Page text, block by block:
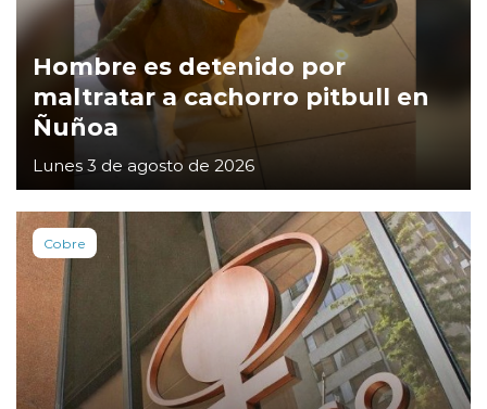
Hombre es detenido por
maltratar a cachorro pitbull en
Ñuñoa
Lunes 3 de agosto de 2026
Cobre